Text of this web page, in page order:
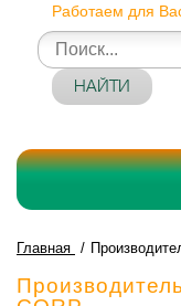
Работаем для
НАЙТИ
Главная